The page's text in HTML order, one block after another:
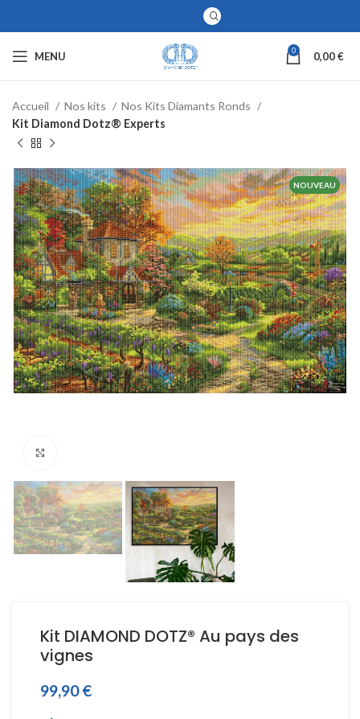
MENU 0 0,00€
Accueil Nos kits
Nos Kits Diamants Ronds
Kit Diamond Dotz® Experts
NOUVEAU
Kit DIAMOND DOTZ® Au pays des
vignes
99,90€